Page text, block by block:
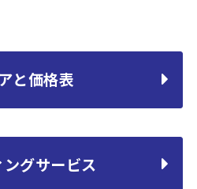
と価格表
グサービス